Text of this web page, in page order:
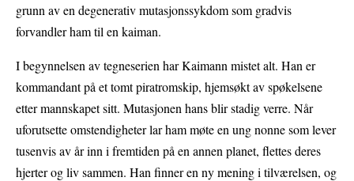
grunn av en degenerativ mutasjonssykdom som gradvis
forvandler ham til en kaiman.
I begynnelsen av tegneserien har Kaimann mistet alt. Han er
kommandant på et tomt piratromskip, hjemsøkt av spøkelsene
etter mannskapet sitt. Mutasjonen hans blir stadig verre. Når
uforutsette omstendigheter lar ham møte en ung nonne som lever
tusenvis av år inn i fremtiden på en annen planet, flettes deres
hjerter og liv sammen. Han finner en ny mening i tilværelsen, og